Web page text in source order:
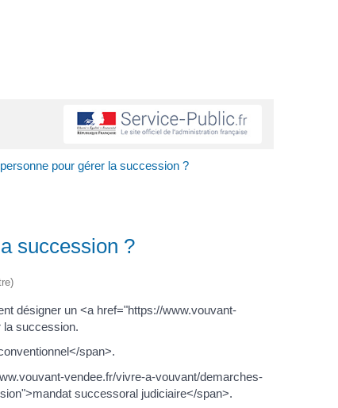
pour gérer la succession ?
succession ?
désigner un <a href="https://www.vouvant-
la succession.
span>.
vendee.fr/vivre-a-vouvant/demarches-
successoral judiciaire</span>.